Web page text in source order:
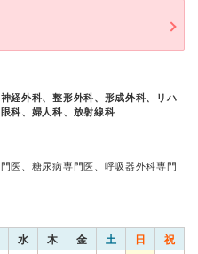
経外科、整形外科、形成外科、リハ
科、婦人科、放射線科
医、糖尿病専門医、呼吸器外科専門
水 木 金 土 日 祝